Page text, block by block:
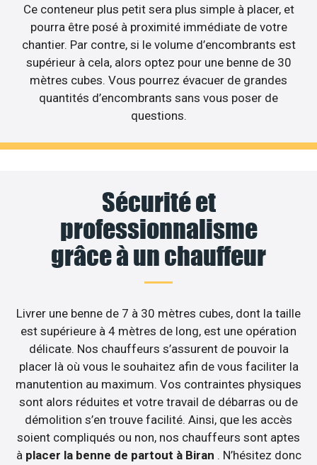
Ce conteneur plus petit sera plus simple à placer, et
pourra être posé à proximité immédiate de votre
chantier. Par contre, si le volume d’encombrants est
supérieur à cela, alors optez pour une benne de 30
mètres cubes. Vous pourrez évacuer de grandes
quantités d’encombrants sans vous poser de
questions.
Sécurité et
professionnalisme
grâce à un chauffeur
Livrer une benne de 7 à 30 mètres cubes, dont la taille
est supérieure à 4 mètres de long, est une opération
délicate. Nos chauffeurs s’assurent de pouvoir la
placer là où vous le souhaitez afin de vous faciliter la
manutention au maximum. Vos contraintes physiques
sont alors réduites et votre travail de débarras ou de
démolition s’en trouve facilité. Ainsi, que les accès
soient compliqués ou non, nos chauffeurs sont aptes
à placer la benne de partout à Biran . N’hésitez donc